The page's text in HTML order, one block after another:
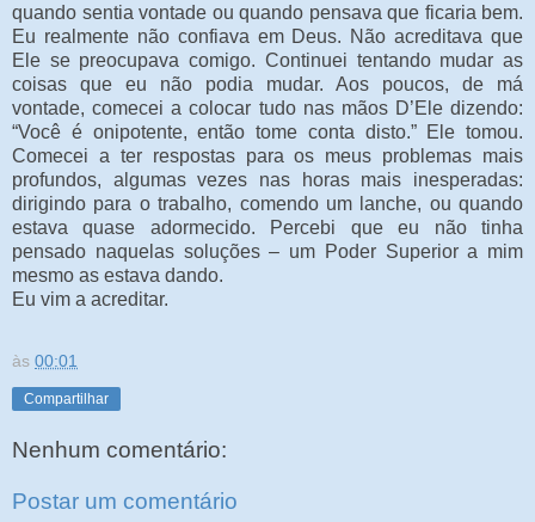
quando sentia vontade ou quando pensava que ficaria bem.
Eu realmente não confiava em Deus. Não acreditava que
Ele se preocupava comigo. Continuei tentando mudar as
coisas que eu não podia mudar. Aos poucos, de má
vontade, comecei a colocar tudo nas mãos D’Ele dizendo:
“Você é onipotente, então tome conta disto.” Ele tomou.
Comecei a ter respostas para os meus problemas mais
profundos, algumas vezes nas horas mais inesperadas:
dirigindo para o trabalho, comendo um lanche, ou quando
estava quase adormecido. Percebi que eu não tinha
pensado naquelas soluções – um Poder Superior a mim
mesmo as estava dando.
Eu vim a acreditar.
às 00:01
Compartilhar
Nenhum comentário:
Postar um comentário